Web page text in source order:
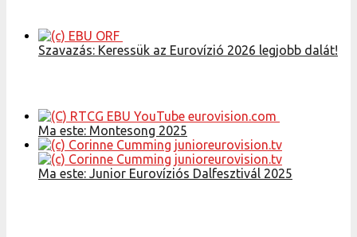
Szavazás: Keressük az Eurovízió 2026 legjobb dalát!
Ma este: Montesong 2025
Ma este: Junior Eurovíziós Dalfesztivál 2025